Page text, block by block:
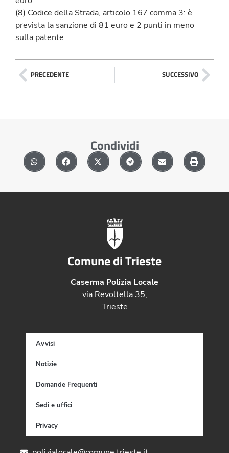
(8) Codice della Strada, articolo 167 comma 3: è
prevista la sanzione di 81 euro e 2 punti in meno
sulla patente
PRECEDENTE SUCCESSIVO
Condividi
Comune di Trieste
Caserma Polizia Locale
via Revoltella 35,
Trieste
Avvisi
Notizie
Domande Frequenti
Sedi e uffici
Privacy